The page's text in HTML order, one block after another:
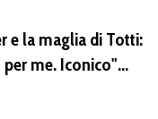
e la maglia di Totti:
me. Iconico"